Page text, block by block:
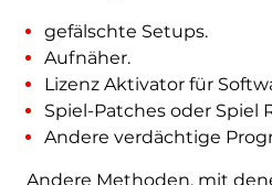
gefälschte Setups.
Aufnäher.
Lizenz Aktivator für
Spiel-Patches oder Spiel
Andere verdächtige
Andere Methoden, mit